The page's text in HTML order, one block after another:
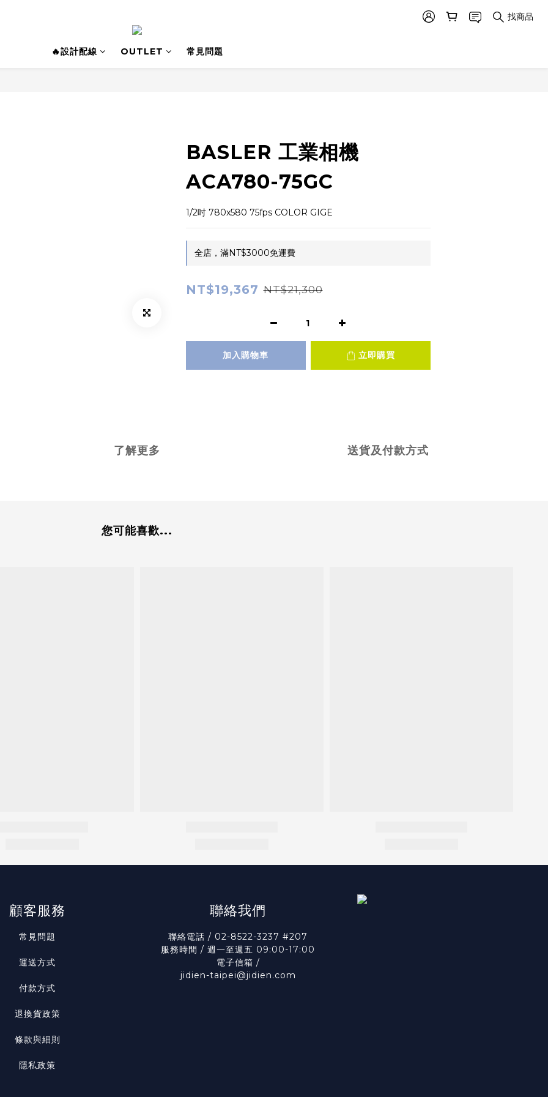
找商品
🔥設計配線 OUTLET 常見問題
BASLER 工業相機
ACA780-75GC
1/2吋 780x580 75fps COLOR GIGE
全店，滿NT$3000免運費
NT$19,367 NT$21,300
加入購物車 立即購買
了解更多 送貨及付款方式
您可能喜歡...
顧客服務
常見問題
運送方式
付款方式
退換貨政策
條款與細則
隱私政策
聯絡我們
聯絡電話 / 02-8522-3237 #207
服務時間 / 週一至週五 09:00-17:00
電子信箱 /
jidien-taipei@jidien.com